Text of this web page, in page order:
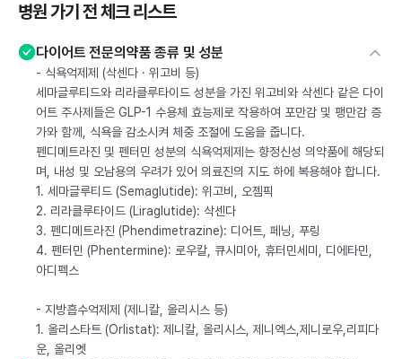
병원 가기 전 체크 리스트
다이어트 전문의약품 종류 및 성분
- 식욕억제제 (삭센다 · 위고비 등)
세마글루티드와 리라클루타이드 성분을 가진 위고비와 삭센다 같은 다이
어트 주사제들은 GLP-1 수용체 효능제로 작용하여 포만감 및 팽만감 증
가와 함께, 식욕을 감소시켜 체중 조절에 도움을 줍니다.
펜디메트라진 및 펜터민 성분의 식욕억제제는 향정신성 의약품에 해당되
며, 내성 및 오남용의 우려가 있어 의료진의 지도 하에 복용해야 합니다.
1. 세마글루티드 (Semaglutide): 위고비, 오젬픽
2. 리라클루타이드 (Liraglutide): 삭센다
3. 펜디메트라진 (Phendimetrazine): 디어트, 페닝, 푸링
4. 펜터민 (Phentermine): 로우칼, 큐시미아, 휴터민세미, 디에타민,
아디펙스
- 지방흡수억제제 (제니칼, 올리시스 등)
1. 올리스타트 (Orlistat): 제니칼, 올리시스, 제니엑스,제니로우,리피다
운, 올리엣